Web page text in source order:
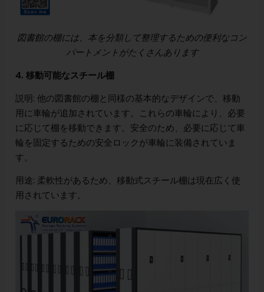
図書館の棚には、本を分類して整理するための便利なコン
パートメントがたくさんあります
4. 移動可能なスチール棚
説明: 他の図書館の棚と同様の基本的なデザインで、移動
用に車輪が追加されています。これらの車輪により、必要
に応じて棚を移動できます。安全のため、必要に応じて車
輪を固定するための安全ロックが車輪に装備されていま
す。
用途: 柔軟性があるため、移動式スチール棚は現在広く使
用されています。